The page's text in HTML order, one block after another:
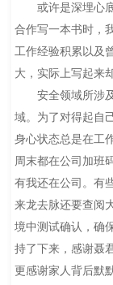
或许是深埋心底
合作写一本书时，
工作经验积累以及
大，实际上写起来
安全领域所涉及
域。为了对得起自
身心状态总是在工
周末都在公司加班
有我还在公司。有
来龙去脉还要查阅
境中测试确认，确
持了下来，感谢聂
更感谢家人背后默